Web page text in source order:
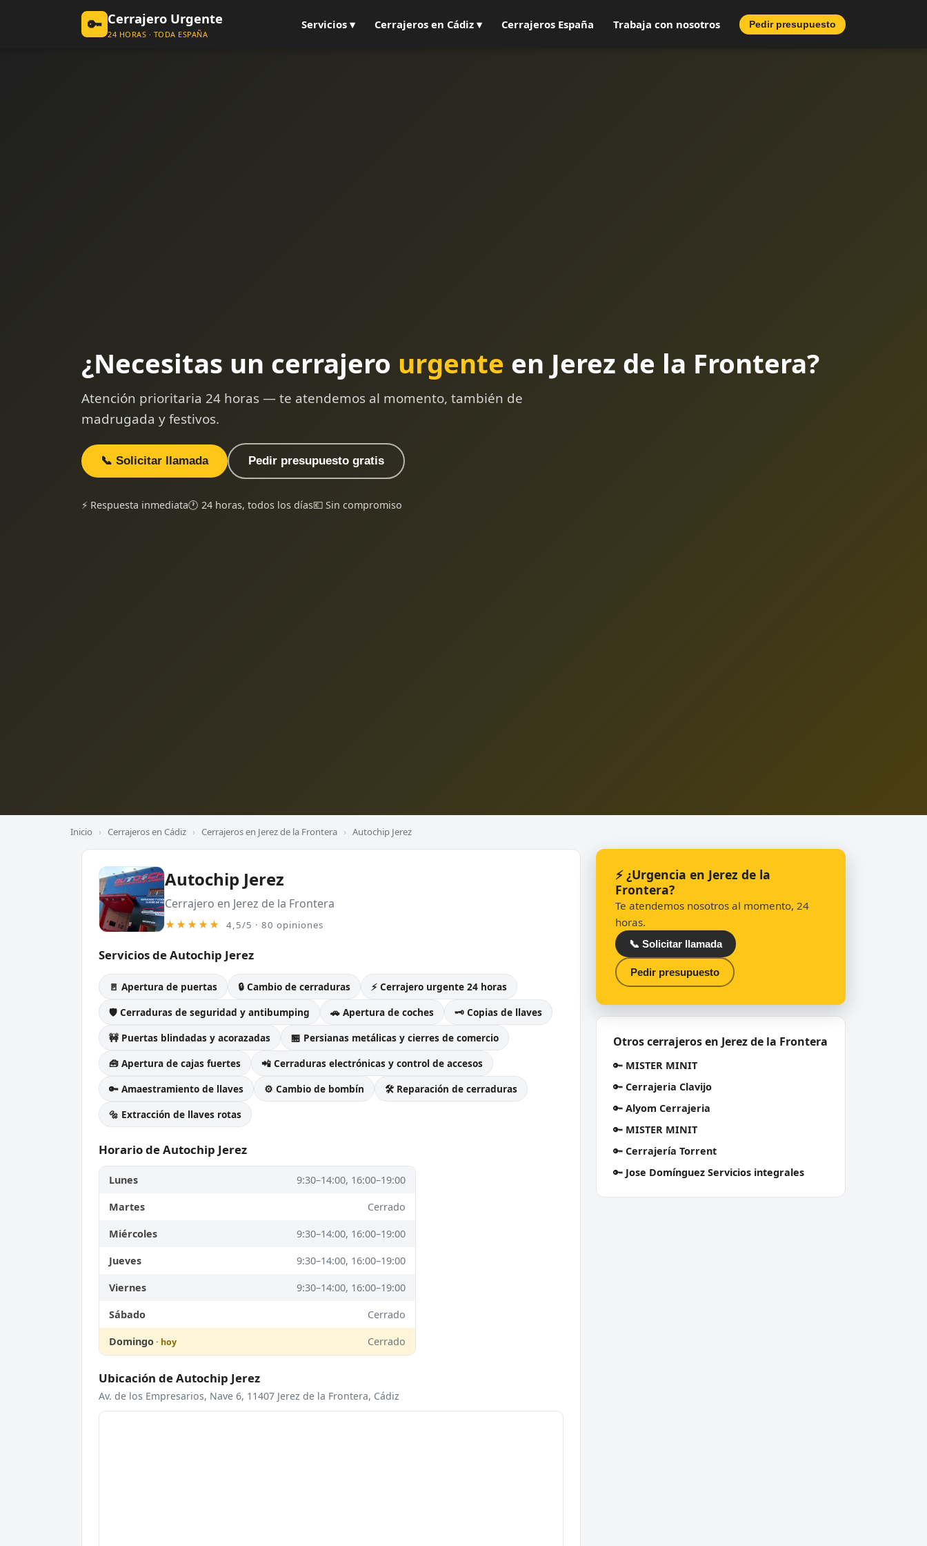
🔑 Cerrajero Urgente
24 HORAS · TODA ESPAÑA
Servicios ▾ Cerrajeros en Cádiz ▾ Cerrajeros España Trabaja con nosotros Pedir presupuesto
¿Necesitas un cerrajero urgente en Jerez de la Frontera?
Atención prioritaria 24 horas — te atendemos al momento, también de
madrugada y festivos.
📞 Solicitar llamada Pedir presupuesto gratis
⚡ Respuesta inmediata🕐 24 horas, todos los días💶 Sin compromiso
Inicio › Cerrajeros en Cádiz › Cerrajeros en Jerez de la Frontera › Autochip Jerez
Autochip Jerez
Cerrajero en Jerez de la Frontera
★★★★★ 4,5/5 · 80 opiniones
Servicios de Autochip Jerez
🚪 Apertura de puertas 🔒 Cambio de cerraduras
⚡ Cerrajero urgente 24 horas
🛡️ Cerraduras de seguridad y antibumping
🚗 Apertura de coches
🗝️ Copias de llaves
🚧 Puertas blindadas y acorazadas
🏪 Persianas metálicas y cierres de comercio
🧰 Apertura de cajas fuertes
📲 Cerraduras electrónicas y control de accesos
🔑 Amaestramiento de llaves
⚙️ Cambio de bombín
🛠️ Reparación de cerraduras
🔩 Extracción de llaves rotas
Horario de Autochip Jerez
Lunes 9:30–14:00, 16:00–19:00
Martes Cerrado
Miércoles 9:30–14:00, 16:00–19:00
Jueves 9:30–14:00, 16:00–19:00
Viernes 9:30–14:00, 16:00–19:00
Sábado Cerrado
Domingo Cerrado
Ubicación de Autochip Jerez
Av. de los Empresarios, Nave 6, 11407 Jerez de la Frontera, Cádiz
⚡ ¿Urgencia en Jerez de la
Frontera?
Te atendemos nosotros al momento, 24
horas.
📞 Solicitar llamada
Pedir presupuesto
Otros cerrajeros en Jerez de la Frontera
🔑 MISTER MINIT
🔑 Cerrajeria Clavijo
🔑 Alyom Cerrajeria
🔑 MISTER MINIT
🔑 Cerrajería Torrent
🔑 Jose Domínguez Servicios integrales